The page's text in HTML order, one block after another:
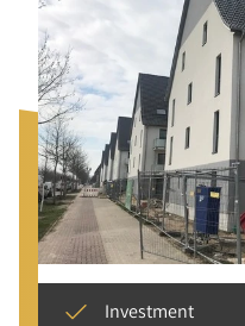
Investment